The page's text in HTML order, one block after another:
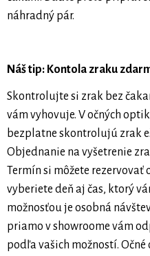
náhradný pár.
Náš tip: Kontola zraku
Skontrolujte si zrak bez
vám vyhovuje. V očných
bezplatne skontrolujú zrak
Objednanie na vyšetrenie
Termín si môžete rezervovať
vyberiete deň aj čas, ktorý
možnosťou je osobná
priamo v showroome vám
podľa vašich možností.